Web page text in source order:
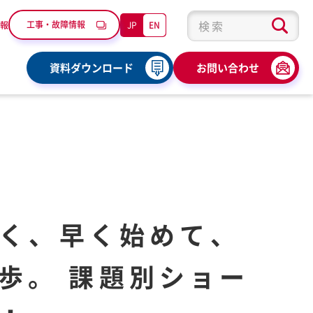
検索キーワード入力
工事・故障情報 JP EN
資料ダウンロード お問い合わせ
早く始めて、
。 課題別ショー